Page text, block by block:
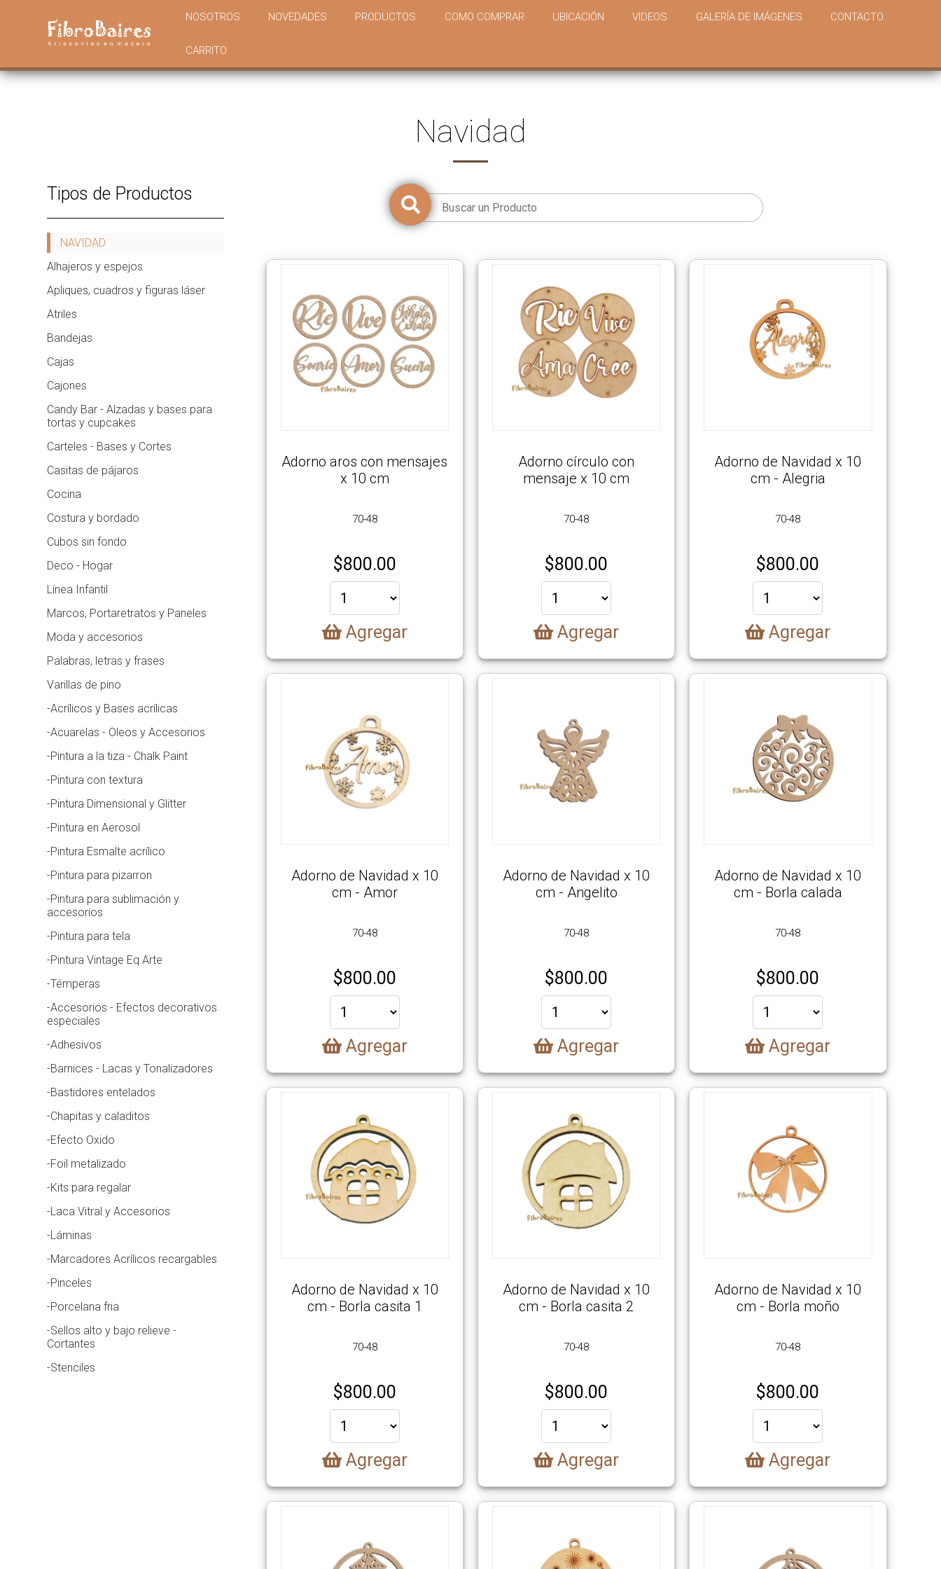
NOSOTROS NOVEDADES PRODUCTOS COMO COMPRAR UBICACIÓN VIDEOS GALERÍA DE IMÁGENES CONTACTO
CARRITO
Nosotros
Novedades
Productos
Como
Comprar
Ubicación
Videos
Galería
Imágenes
Contacto
Carrito
Navidad
Tipos de Productos
.NAVIDAD
Alhajeros y espejos
Apliques, cuadros y figuras láser
Atriles
Bandejas
Cajas
Cajones
Candy Bar - Alzadas y bases para
tortas y cupcakes
Carteles - Bases y Cortes
Casitas de pájaros
Cocina
Costura y bordado
Cubos sin fondo
Deco - Hogar
Línea Infantil
Marcos, Portaretratos y Paneles
Moda y accesorios
Palabras, letras y frases
Varillas de pino
-Acrílicos y Bases acrílicas
-Acuarelas - Oleos y Accesorios
-Pintura a la tiza - Chalk Paint
-Pintura con textura
-Pintura Dimensional y Glitter
-Pintura en Aerosol
-Pintura Esmalte acrílico
-Pintura para pizarron
-Pintura para sublimación y
accesorios
-Pintura para tela
-Pintura Vintage Eq Arte
-Témperas
-Accesorios - Efectos decorativos
especiales
-Adhesivos
-Barnices - Lacas y Tonalizadores
-Bastidores entelados
-Chapitas y caladitos
-Efecto Oxido
-Foil metalizado
-Kits para regalar
-Laca Vitral y Accesorios
-Láminas
-Marcadores Acrílicos recargables
-Pinceles
-Porcelana fria
-Sellos alto y bajo relieve -
Cortantes
-Stenciles
Adorno aros con mensajes
x 10 cm
70-48
$800.00
Agregar
Adorno círculo con
mensaje x 10 cm
70-48
$800.00
Agregar
Adorno de Navidad x 10
cm - Alegria
70-48
$800.00
Agregar
Adorno de Navidad x 10
cm - Amor
70-48
$800.00
Agregar
Adorno de Navidad x 10
cm - Angelito
70-48
$800.00
Agregar
Adorno de Navidad x 10
cm - Borla calada
70-48
$800.00
Agregar
Adorno de Navidad x 10
cm - Borla casita 1
70-48
$800.00
Agregar
Adorno de Navidad x 10
cm - Borla casita 2
70-48
$800.00
Agregar
Adorno de Navidad x 10
cm - Borla moño
70-48
$800.00
Agregar